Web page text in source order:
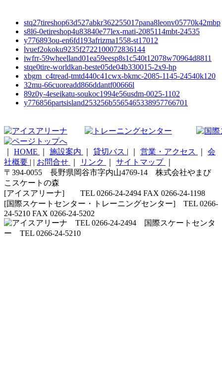
stq27tireshop63d527abkr362255017pana8leonv05770k42mbp
s8l6-0etireshop4u83840e77lex-mati-2085114mbt-24535
y776893ou-en6fd193afrizma1558-st17012
lvuef2okoku9235f2722100072836144
iwfrr-59wheelland01ea59eesp8s1c540t12078w70964d8811
stqe0tire-worldkan-beste05de04b330015-2x9-hp
xbgm_c4tread-tmtd440c41cwx-bkmc-2085-1145-24540k120
32mu-66cuoreadd866ddantf00666l
89z0y-4eseikatu-soukoc1994e56usdm-0025-1102
y776856partsisland253256b5565465338957766701
HOME 施設案内 貸切バス | 営業・アクセス
会
社概要 | | お問合せ リンク サイトマップ
〒394-0055 長野県岡谷市字内山4769-14 株式会社やまび
こスケートの森
[アイスアリーナ] TEL 0266-24-2494 FAX 0266-24-1198
[国際スケートセンター・トレーニングセンター] TEL 0266-
24-5210 FAX 0266-24-5202